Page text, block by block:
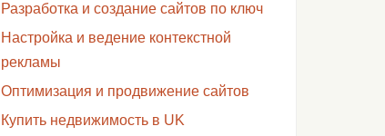
Разработка и создание сайтов по ключ
Настройка и ведение контекстной
рекламы
Оптимизация и продвижение сайтов
Купить недвижимость в UK